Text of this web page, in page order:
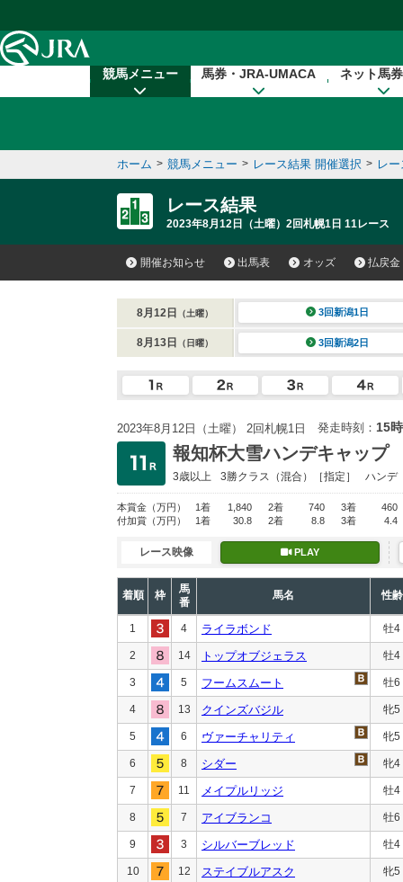
競馬メニュー 馬券・JRA-UMACA ネット馬
ホーム > 競馬メニュー > レース結果 開催選択 > レ
レース結果
2023年8月12日（土曜）2回札幌1日 11レース
開催お知らせ 出馬表 オッズ 払戻金
8月12日 （土曜） 3回新潟1日
8月13日 （日曜） 3回新潟2日
2023年8月12日（土曜） 2回札幌1日 発走時刻： 15
報知杯大雪ハンデキャップ
3歳以上 3勝クラス （混合）［指定］ ハンデ
本賞金 （万円） 1着 1,840 2着 740 3着
460
付加賞 （万円） 1着 30.8 2着 8.8 3着 4.4
レース映像 PLAY
着順 枠
馬
番
馬名 性齢
1 4 ライラボンド 牡4
2 14 トップオブジェラス 牡4
3 5 フームスムート 牡6
4 13 クインズバジル 牝5
5 6 ヴァーチャリティ 牝5
6 8 シダー 牝4
7 11 メイプルリッジ 牡4
8 7 アイブランコ 牡6
9 3 シルバーブレッド 牡4
10 12 ステイブルアスク 牝5